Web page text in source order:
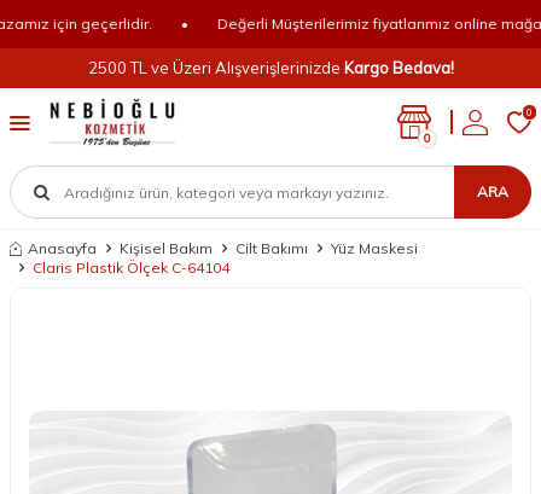
için geçerlidir. Değerli Müşterilerimiz fiyatlarımız online
2500 TL ve Üzeri Alışverişlerinizde Kargo Bedava!
ARA
0
0
Anasayfa Kişisel Bakım Cilt Bakımı
Yüz Maskesi
Claris Plastik Ölçek C-64104